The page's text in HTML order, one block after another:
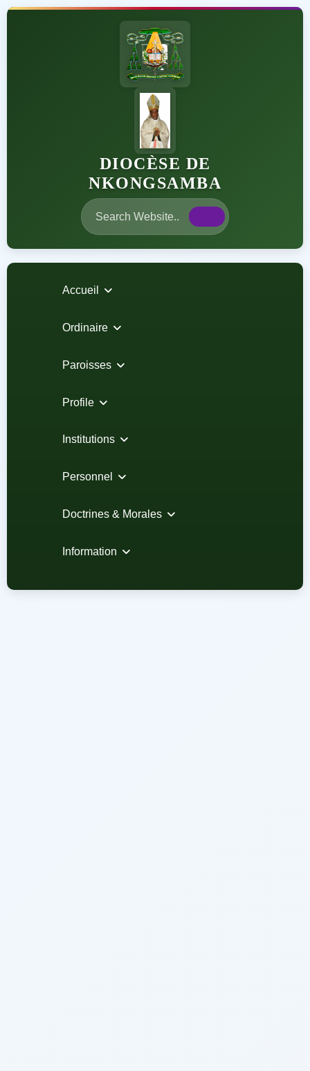
DIOCÈSE DE
NKONGSAMBA
Accueil
Ordinaire
Paroisses
Profile
Institutions
Personnel
Doctrines & Morales
Information